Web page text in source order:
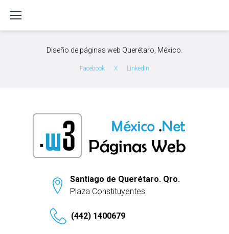
i
Diseño de páginas web Querétaro, México.
Facebook X LinkedIn
Santiago de Querétaro. Qro.
Plaza Constituyentes
(442) 1400679